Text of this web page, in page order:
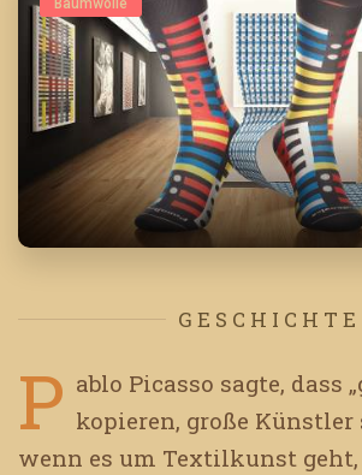
Baumwolle
GESCHICHTE
P ablo Picasso sagte, dass
kopieren, große Künstler
wenn es um Textilkunst